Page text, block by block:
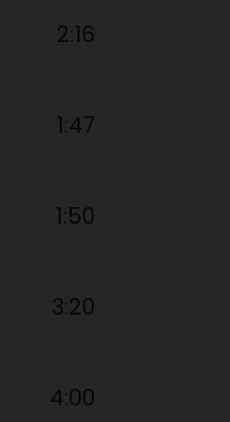
2:16
1:47
1:50
3:20
4:00